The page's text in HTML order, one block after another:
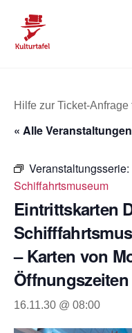
content
Hilfe zur Ticket-
« Alle Veranstaltungen
Veranstaltungsserie:
Schiffahrtsmuseum
Eintrittskarten
– Karten von
16.11.30 @ 08:00